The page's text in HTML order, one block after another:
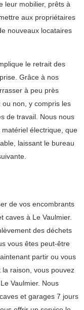
leur mobilier, prêts à
aux propriétaires
nouveaux locataires
le retrait des
Grâce à nos
à peu près
ou non, y compris les
de travail. Nous nous
électrique, que
laissant le bureau
de vos encombrants
caves à Le Vaulmier.
des déchets
vous êtes peut-être
partir ou vous
raison, vous pouvez
Vaulmier. Nous
et garages 7 jours